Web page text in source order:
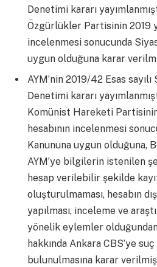
Denetimi kararı
Özgürlükler Partisinin 2019
incelenmesi sonucunda
uygun olduğuna karar
AYM’nin 2019/42 Esas
Denetimi kararı
Komünist Hareketi Partisinin
hesabının incelenmesi
Kanununa uygun olduğuna,
AYM’ye bilgilerin istenilen
hesap verilebilir şekilde
oluşturulmaması, hesabın
yapılması, inceleme ve
yönelik eylemler
hakkında Ankara CBS’ye
bulunulmasına karar